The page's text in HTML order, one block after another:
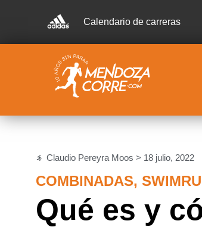
Calendario de carreras
Claudio Pereyra Moos > 18 julio, 2022
COMBINADAS,
Qué es y